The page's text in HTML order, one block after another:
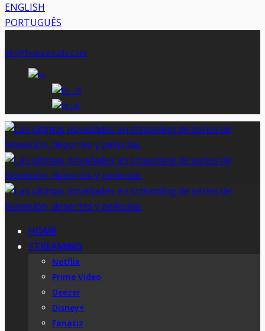
ENGLISH
PORTUGUÊS
Info@tvstreamzilla.com
HOME
STREAMING
Netflix
Prime Video
Deezer
Disney+
Fanatiz